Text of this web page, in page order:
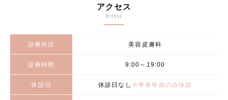
アクセス
Access
診療科目 美容皮膚科
診療時間 9:00～19:00
休診日 休診日なし ※年末年始のみ休診